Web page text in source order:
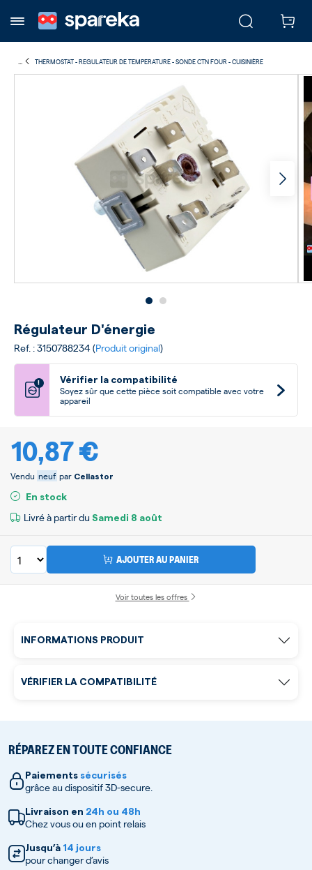
THERMOSTAT - REGULATEUR DE TEMPERATURE - SONDE CTN FOUR - CUISINIÈRE
Régulateur D'énergie
Ref. : 3150788234 (Produit original)
! Vérifier la compatibilité
Soyez sûr que cette pièce soit compatible avec votre
appareil
10,87 €
Vendu neuf par Cellastor
En stock
Livré à partir du Samedi 8 août
AJOUTER AU PANIER
Voir toutes les offres
INFORMATIONS PRODUIT
RÉPAREZ EN TOUTE CONFIANCE
Paiements sécurisés
grâce au dispositif 3D-secure.
Livraison en 24h ou 48h
Chez vous ou en point relais
Jusqu’à 14 jours
pour changer d’avis
VÉRIFIER LA COMPATIBILITÉ